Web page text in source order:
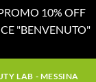
10% OFF
"BENVENUTO"
LAB - MESSINA